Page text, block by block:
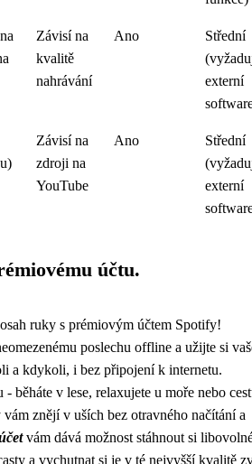
Závisí na
kvalitě
nahrávání
Ano
Střední
externí
Závisí na
zdroji na
YouTube
Ano
Střední
externí
účtu.
ruky s prémiovým účtem Spotify!
poslechu offline a užijte si
a kdykoli, i bez připojení k internetu.
- běháte v lese, relaxujete u moře nebo
znějí v uších bez otravného načítání a
vám dává možnost stáhnout si
a vychutnat si je v té nejvyšší kvalitě